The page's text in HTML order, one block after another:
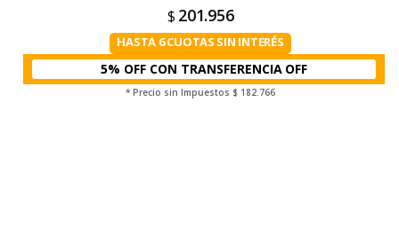
$ 201.956
HASTA 6 CUOTAS SIN INTERÉS
5% OFF CON TRANSFERENCIA
* Precio sin Impuestos $ 182.766